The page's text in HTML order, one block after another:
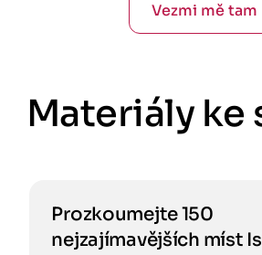
Vezmi mě tam
Materiály ke
Prozkoumejte 150
nejzajímavějších míst